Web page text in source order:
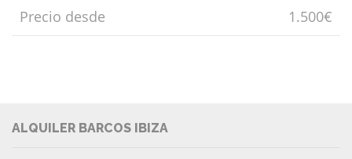
Precio desde 1.500€
ALQUILER BARCOS IBIZA